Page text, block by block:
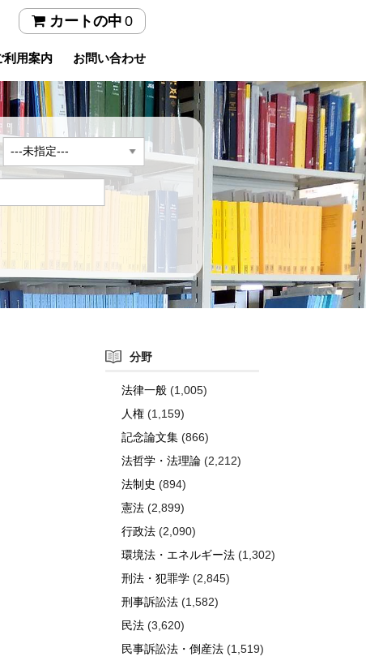
カートの中 0
利用案内 お問い合わせ
分野
法律一般 (1,005)
人権 (1,159)
記念論文集 (866)
法哲学・法理論 (2,212)
法制史 (894)
憲法 (2,899)
行政法 (2,090)
環境法・エネルギー法 (1,302)
刑法・犯罪学 (2,845)
刑事訴訟法 (1,582)
民法 (3,620)
民事訴訟法・倒産法 (1,519)